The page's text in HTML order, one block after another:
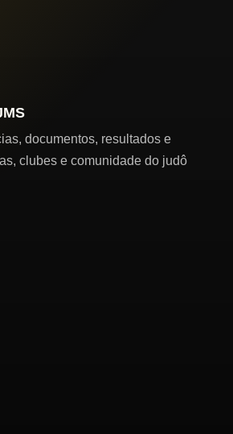
documentos, resultados e
clubes e comunidade do judô